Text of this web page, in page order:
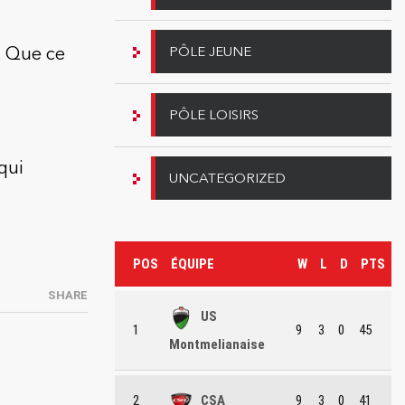
Que ce
SHARE
PÔLE JEUNE
PÔLE LOISIRS
UNCATEGORIZED
POS ÉQUIPE W L D PTS
1
US
Montmelianaise
9 3 0 45
2 CSA 9 3 0 41